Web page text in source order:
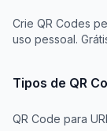
Crie QR Codes
uso pessoal.
Tipos de QR
QR Code para